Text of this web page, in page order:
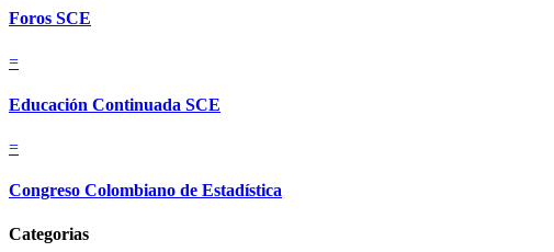
Foros SCE
=
Educación Continuada SCE
=
Congreso Colombiano de Estadística
Categorias